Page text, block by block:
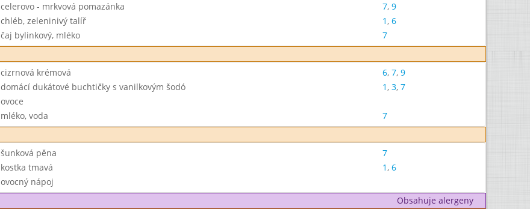
celerovo - mrkvová pomazánka 7, 9
chléb, zeleninivý talíř 1, 6
čaj bylinkový, mléko
7
cizrnová krémová 6, 7, 9
domácí dukátové buchtičky s vanilkovým šodó 1, 3, 7
ovoce
mléko, voda
7
šunková pěna
7
kostka tmavá 1, 6
ovocný nápoj
Obsahuje alergeny